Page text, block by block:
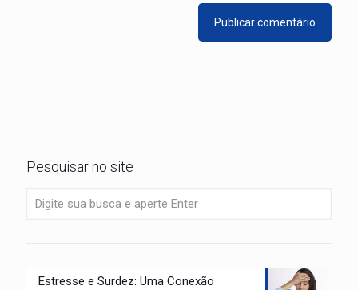
Pesquisar no site
Estresse e Surdez: Uma Conexão